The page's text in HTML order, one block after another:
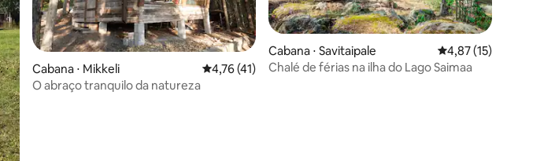
Cabana ⋅ Mikkeli 4,76 de uma avaliação média de 5, 41 avaliações
4,76 (41)
O abraço tranquilo da natureza
Cabana ⋅ Savitaipale 4,87 de uma
4,87 (15)
Chalé de férias na ilha do Lago Saimaa